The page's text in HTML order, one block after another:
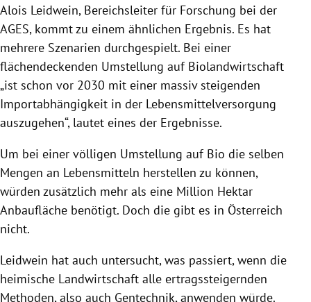
Alois Leidwein, Bereichsleiter für Forschung bei der
AGES, kommt zu einem ähnlichen Ergebnis. Es hat
mehrere Szenarien durchgespielt. Bei einer
flächendeckenden Umstellung auf Biolandwirtschaft
„ist schon vor 2030 mit einer massiv steigenden
Importabhängigkeit in der Lebensmittelversorgung
auszugehen“, lautet eines der Ergebnisse.
Um bei einer völligen Umstellung auf Bio die selben
Mengen an Lebensmitteln herstellen zu können,
würden zusätzlich mehr als eine Million Hektar
Anbaufläche benötigt. Doch die gibt es in Österreich
nicht.
Leidwein hat auch untersucht, was passiert, wenn die
heimische Landwirtschaft alle ertragssteigernden
Methoden, also auch Gentechnik, anwenden würde.